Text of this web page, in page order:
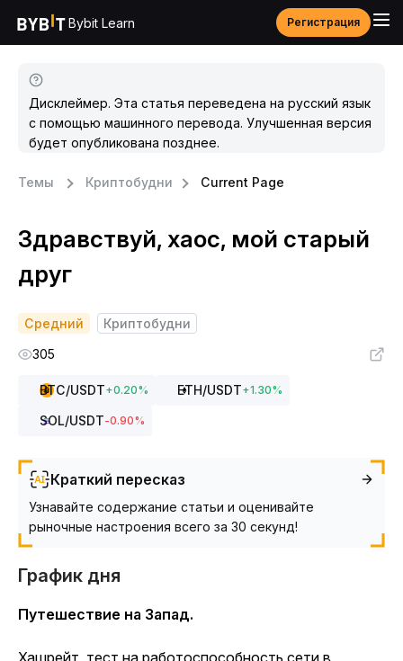
Bybit Learn Регистрация
Дисклеймер. Эта статья переведена на русский язык
с помощью машинного перевода. Улучшенная версия
будет опубликована позднее.
Темы Криптобудни Current Page
Здравствуй, хаос, мой старый
друг
Средний
Криптобудни
305
BTC/USDT+0.20% ETH/USDT+1.30%
SOL/USDT-0.90%
Краткий пересказ
Узнавайте содержание статьи и оценивайте
рыночные настроения всего за 30 секунд!
График дня
Путешествие на Запад.
Хашрейт, тест на работоспособность сети в